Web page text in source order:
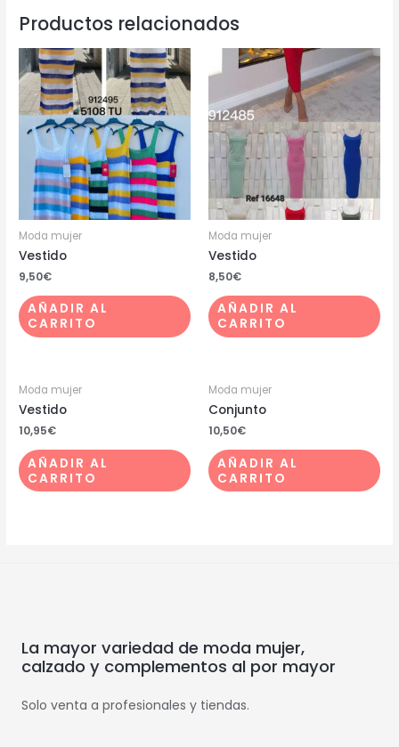
Productos relacionados
Moda mujer
Vestido
9,50€
AÑADIR AL
CARRITO
Moda mujer
Vestido
8,50€
AÑADIR AL
CARRITO
Moda mujer
Vestido
10,95€
AÑADIR AL
CARRITO
Moda mujer
Conjunto
10,50€
AÑADIR AL
CARRITO
La mayor variedad de moda mujer,
calzado y complementos al por mayor
Solo venta a profesionales y tiendas.